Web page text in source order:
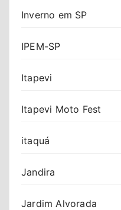
Inverno em SP
IPEM-SP
Itapevi
Itapevi Moto Fest
itaquá
Jandira
Jardim Alvorada